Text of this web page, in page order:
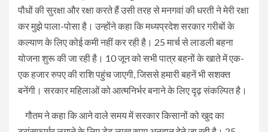
पौधों की सुरक्षा और रक्षा करते हैं उसी तरह से मनगवां की धरती ने मेरी रक्षा
कर मुझे पाला-पोसा है। उन्होंने कहा कि मध्यप्रदेश सरकार गरीबों के
कल्याण के लिए कोई कमी नहीं कर रही है। 25 मार्च से लाडली बहना
योजना शुरू की जा रही है। 10 जून को सभी पात्र बहनों के खाते में एक-
एक हजार रुपए की राशि पहुंच जाएगी, जिससे हमारी बहनें भी सशक्त
बनेंगी। सरकार महिलाओं को आत्मनिर्भर बनाने के लिए दृढ़ संकल्पित है।
गौतम ने कहा कि आने वाले समय में सरकार किसानों को खुद का